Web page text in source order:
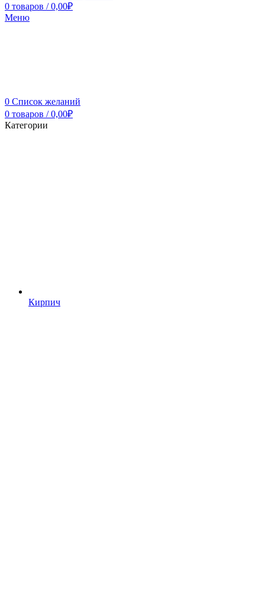
0 товаров / 0,00₽
Меню
0 Список желаний
0 товаров / 0,00₽
Категории
Кирпич